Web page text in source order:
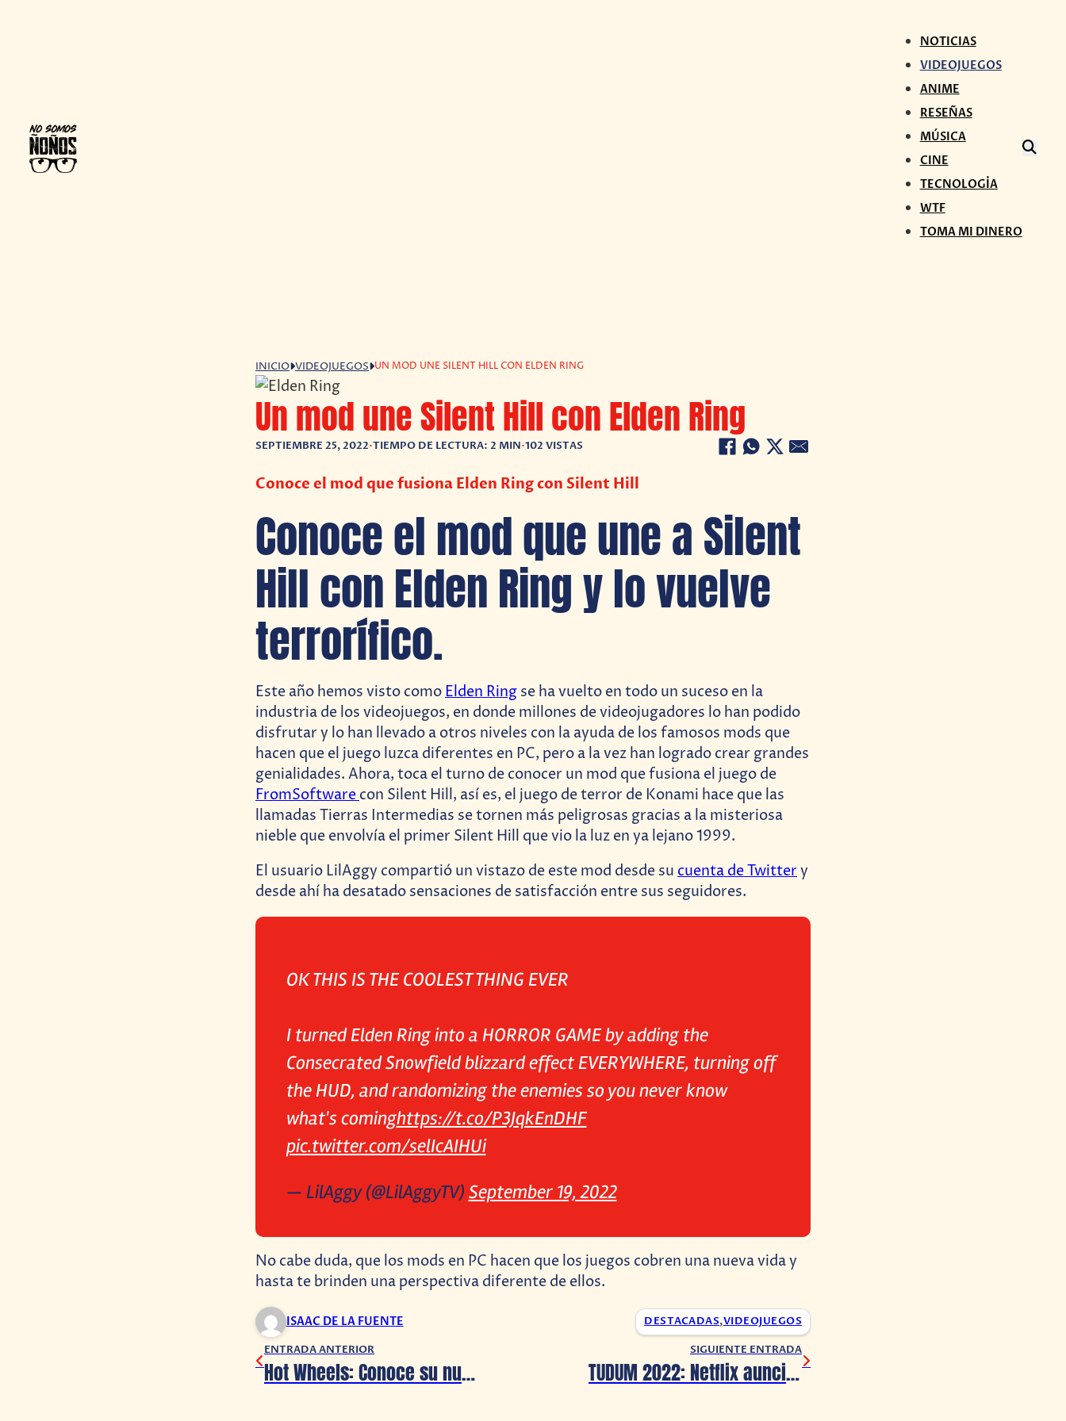
NOTICIAS
VIDEOJUEGOS
ANIME
RESEÑAS
MÚSICA
CINE
TECNOLOGÍA
WTF
TOMA MI DINERO
INICIO VIDEOJUEGOS UN MOD UNE SILENT HILL CON ELDEN RING
Un mod une Silent Hill con Elden Ring
SEPTIEMBRE 25, 2022•TIEMPO DE LECTURA: 2 MIN•102 VISTAS
Conoce el mod que fusiona Elden Ring con Silent Hill
Conoce el mod que une a Silent
Hill con Elden Ring y lo vuelve
terrorífico.
Este año hemos visto como Elden Ring se ha vuelto en todo un suceso en la
industria de los videojuegos, en donde millones de videojugadores lo han podido
disfrutar y lo han llevado a otros niveles con la ayuda de los famosos mods que
hacen que el juego luzca diferentes en PC, pero a la vez han logrado crear grandes
genialidades. Ahora, toca el turno de conocer un mod que fusiona el juego de
FromSoftware con Silent Hill, así es, el juego de terror de Konami hace que las
llamadas Tierras Intermedias se tornen más peligrosas gracias a la misteriosa
nieble que envolvía el primer Silent Hill que vio la luz en ya lejano 1999.
El usuario LilAggy compartió un vistazo de este mod desde su cuenta de Twittery
desde ahí ha desatado sensaciones de satisfacción entre sus seguidores.
OK THIS IS THE COOLEST THING EVER
I turned Elden Ring into a HORROR GAME by adding the
Consecrated Snowfield blizzard effect EVERYWHERE, turning off
the HUD, and randomizing the enemies so you never know
what's cominghttps://t.co/P3JqkEnDHF
pic.twitter.com/selIcAIHUi
— LilAggy (@LilAggyTV) September 19, 2022
No cabe duda, que los mods en PC hacen que los juegos cobren una nueva vida y
hasta te brinden una perspectiva diferente de ellos.
ISAAC DE LA FUENTE DESTACADAS,VIDEOJUEGOS
ENTRADA ANTERIOR
Hot Wheels: Conoce su nueva colaboración con Star Wars
SIGUIENTE ENTRADA
TUDUM 2022: Netflix auncia serie de Onimusha